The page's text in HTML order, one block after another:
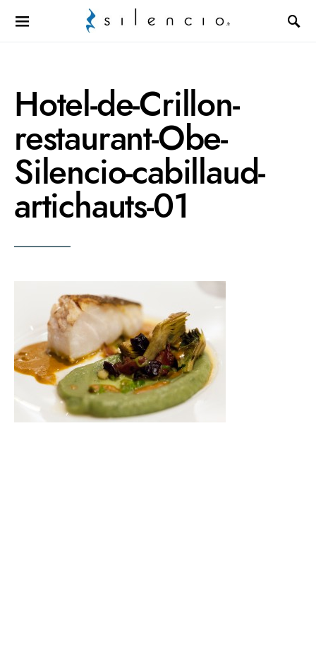
Search for:
Hotel-de-Crillon-
restaurant-Obe-
Silencio-cabillaud-
artichauts-01